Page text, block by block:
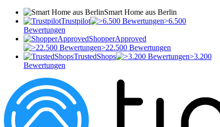
Smart Home aus Berlin
Trustpilot
>6.500
Bewertungen
ShopperApproved
>22.500 Bewertungen
TrustedShops
>3.200
Bewertungen